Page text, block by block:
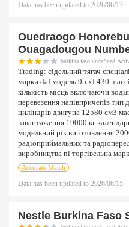
Data has been updated to 2026/06/17
Ouedraogo
Ouagadougou
burkina faso
Trading: сідельний тягач
марки daf модель 95 xf 430
кількість місць включаючи
перевезення напівпричепів
циліндрів двигуна 12580 см3
завантаження 19000 кг
модельний рік виготовлення
радіоприймальних та
виробництва nl торгівельна
Accurate Match
Data has been updated to 2026/06/15
Nestle Burkina Faso